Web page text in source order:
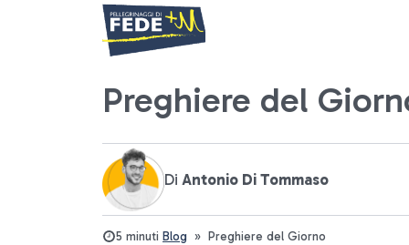
Preghiere del
Di Antonio Di Tommaso
5 minuti Blog » Preghiere del Giorno